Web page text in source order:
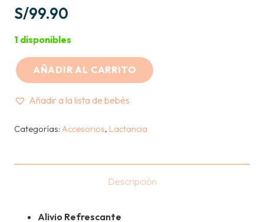
S/99.90
1 disponibles
MOMCOZY
DE
AÑADIR AL CARRITO
Añadir a la lista de bebés
Categorías: Accesorios, Lactancia
Descripción
Alivio Refrescante